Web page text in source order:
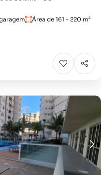
Área de 161 - 220 m²